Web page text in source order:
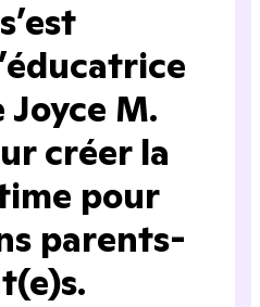
M.
créer la
pour
parents-